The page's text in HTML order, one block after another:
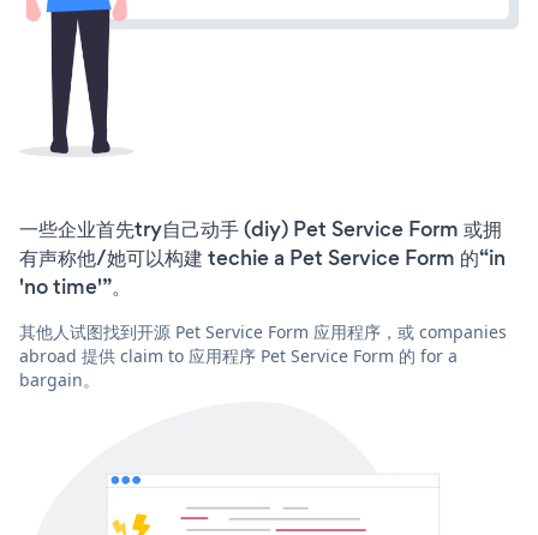
一些企业首先try自己动手 (diy) Pet Service Form 或拥
有声称他/她可以构建 techie a Pet Service Form 的“in
'no time'”。
其他人试图找到开源 Pet Service Form 应用程序，或 companies
abroad 提供 claim to 应用程序 Pet Service Form 的 for a
bargain。